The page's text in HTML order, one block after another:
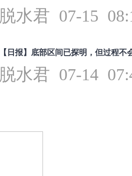
脱水君 07-15
【日报】底部区间已探明，但过程不
脱水君 07-14